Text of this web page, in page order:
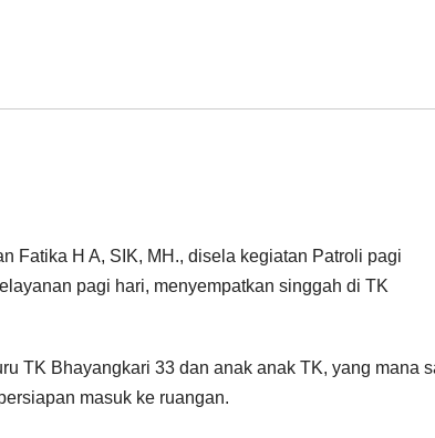
Fatika H A, SIK, MH., disela kegiatan Patroli pagi
pagi hari, menyempatkan singgah di TK
TK Bhayangkari 33 dan anak anak TK, yang mana
masuk ke ruangan.